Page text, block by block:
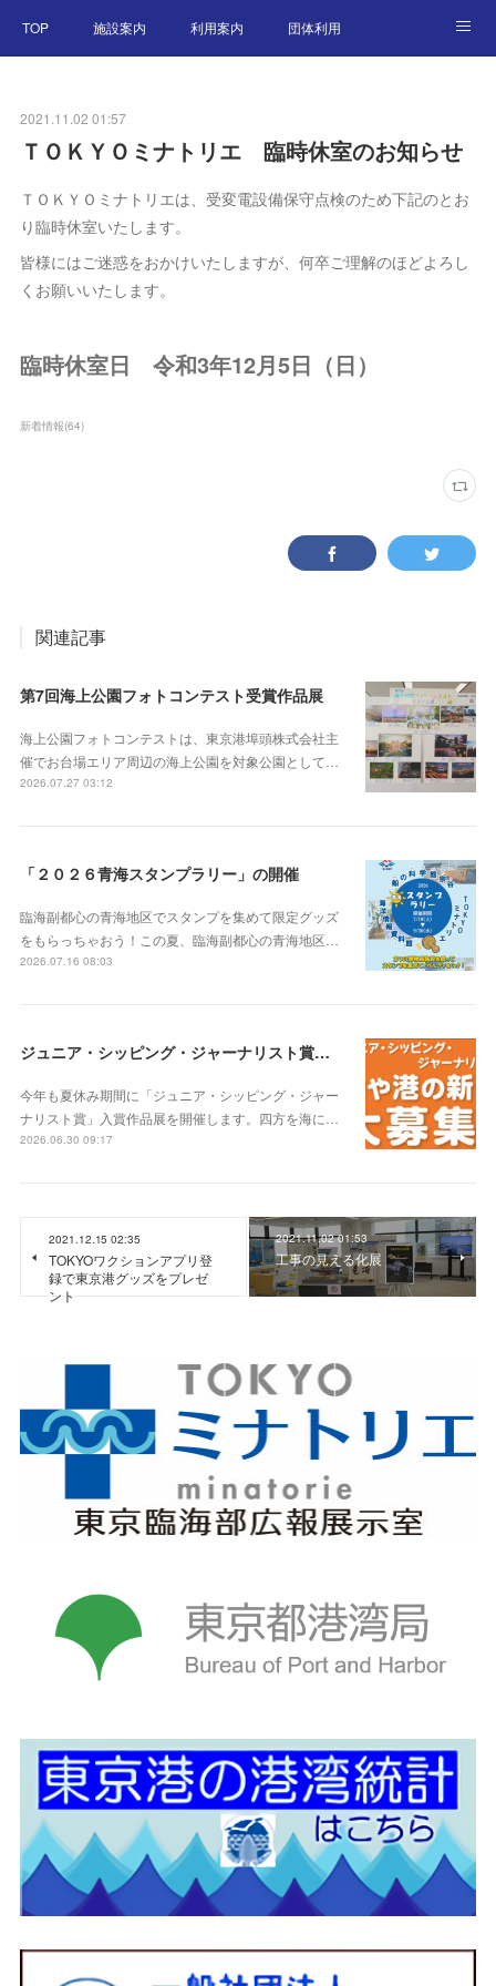
TOP 施設案内 利用案内 団体利用
2021.11.02 01:57
ＴＯＫＹＯミナトリエ 臨時休室のお知らせ
ＴＯＫＹＯミナトリエは、受変電設備保守点検のため下記のとお
り臨時休室いたします。
皆様にはご迷惑をおかけいたしますが、何卒ご理解のほどよろし
くお願いいたします。
臨時休室日 令和3年12月5日（日）
新着情報(64)
関連記事
第7回海上公園フォトコンテスト受賞作品展
海上公園フォトコンテストは、東京港埠頭株式会社主
催でお台場エリア周辺の海上公園を対象公園として…
2026.07.27 03:12
「２０２６青海スタンプラリー」の開催
臨海副都心の青海地区でスタンプを集めて限定グッズ
をもらっちゃおう！この夏、臨海副都心の青海地区…
2026.07.16 08:03
ジュニア・シッピング・ジャーナリスト賞入賞作品展
今年も夏休み期間に「ジュニア・シッピング・ジャー
ナリスト賞」入賞作品展を開催します。四方を海に…
2026.06.30 09:17
2021.12.15 02:35
TOKYOワクションアプリ登
録で東京港グッズをプレゼ
ント
2021.11.02 01:53
工事の見える化展